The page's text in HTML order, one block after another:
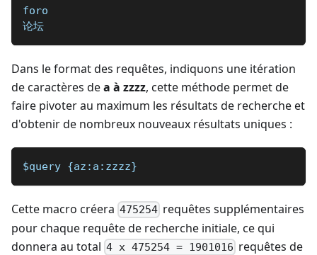
foro
论坛
Dans le format des requêtes, indiquons une itération
de caractères dea à zzzz, cette méthode permet de
faire pivoter au maximum les résultats de recherche et
d'obtenir de nombreux nouveaux résultats uniques :
$query {az:a:zzzz}
Cette macro créera 475254 requêtes supplémentaires
pour chaque requête de recherche initiale, ce qui
donnera au total 4 x 475254 = 1901016 requêtes de